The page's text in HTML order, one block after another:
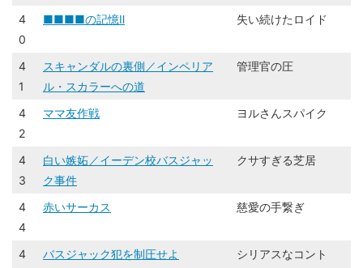
4
0
■■■■の記憶Ⅱ 失い続けたロイド
4
1
スキャンダルの裏側／インペリア
ル・スカラーへの道
​​管理官の圧​
4
2
ママ友作戦 ヨルさんスパイク
4
3
白い嫉妬／イーデン校バスジャッ
ク事件
​​クサすぎる芝居​
4
4
赤いサーカス 慈愛の手繋ぎ
4
バスジャック犯を制圧せよ ​​シリアスなコント​